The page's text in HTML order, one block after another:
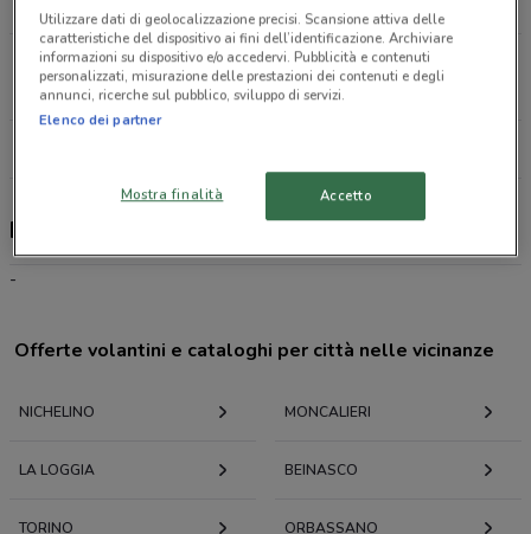
Via della Rocca N.1 Torino
8.6 km
Fazzini, offerte e negozi
-
Offerte volantini e cataloghi per città nelle vicinanze
NICHELINO MONCALIERI
LA LOGGIA BEINASCO
TORINO ORBASSANO
Utilizzare dati di geolocalizzazione precisi. Scansione attiva delle
caratteristiche del dispositivo ai fini dell’identificazione. Archiviare
informazioni su dispositivo e/o accedervi. Pubblicità e contenuti
personalizzati, misurazione delle prestazioni dei contenuti e degli
annunci, ricerche sul pubblico, sviluppo di servizi.
Elenco dei partner
Mostra finalità Accetto